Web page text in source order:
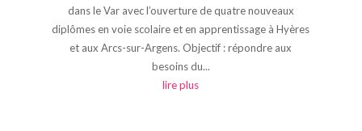
dans le Var avec l’ouverture de quatre nouveaux
diplômes en voie scolaire et en apprentissage à Hyères
et aux Arcs-sur-Argens. Objectif : répondre aux
besoins du...
lire plus